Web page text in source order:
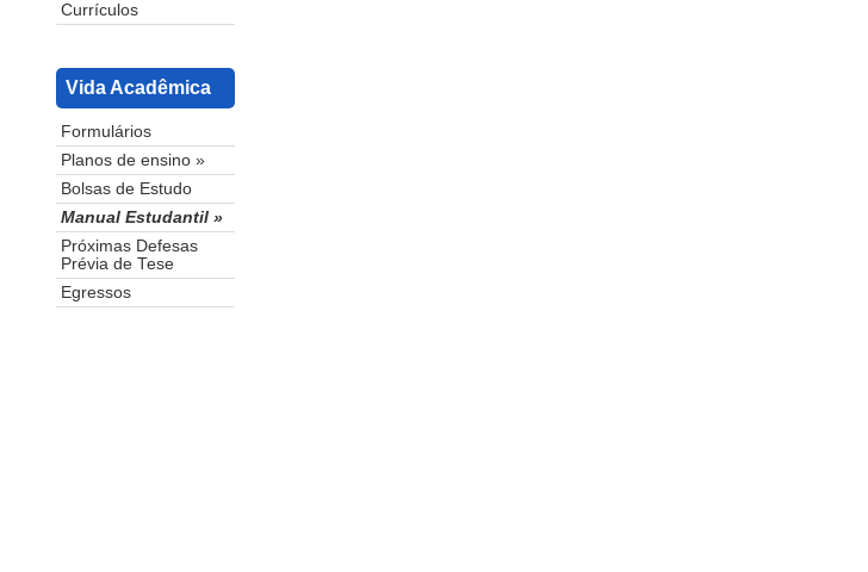
Currículos
Vida Acadêmica
Formulários
Planos de ensino »
Bolsas de Estudo
Manual Estudantil »
Próximas Defesas
Prévia de Tese
Egressos